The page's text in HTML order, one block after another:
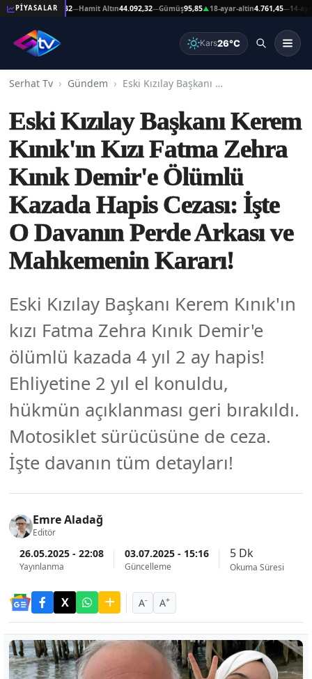
PİYASALAR
44.092,32—Hamit Altın44.092,32—Gümüş95,85▲18-ayar-altin4.761,45—14-ayar-altin
Kars26°C
Serhat Tv Gündem Eski Kızılay Başkanı Kerem Kınık'ın Kızı Fatma Zehra Kınık Demir'e Ölümlü Kazada Hapis Cezası: İşte O Davanın Perde Arkası ve Mahkemenin Kararı!
Eski Kızılay Başkanı Kerem
Kınık'ın Kızı Fatma Zehra
Kınık Demir'e Ölümlü
Kazada Hapis Cezası: İşte
O Davanın Perde Arkası ve
Mahkemenin Kararı!
Eski Kızılay Başkanı Kerem Kınık'ın
kızı Fatma Zehra Kınık Demir'e
ölümlü kazada 4 yıl 2 ay hapis!
Ehliyetine 2 yıl el konuldu,
hükmün açıklanması geri bırakıldı.
Motosiklet sürücüsüne de ceza.
İşte davanın tüm detayları!
Emre Aladağ
Editör
26.05.2025 - 22:08
Yayınlanma
03.07.2025 - 15:16
Güncelleme
5 Dk
Okuma Süresi
A- A+